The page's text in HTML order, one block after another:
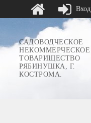
содержимому
САДОВОДЧЕСКОЕ
НЕКОММЕРЧЕСКОЕ
ТОВАРИЩЕСТВО
РЯБИНУШКА, Г.
КОСТРОМА.
Вход